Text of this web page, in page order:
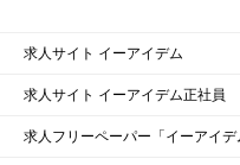
求人サイト イーアイデム
求人サイト イーアイデム正社員
求人フリーペーパー「イーアイデ